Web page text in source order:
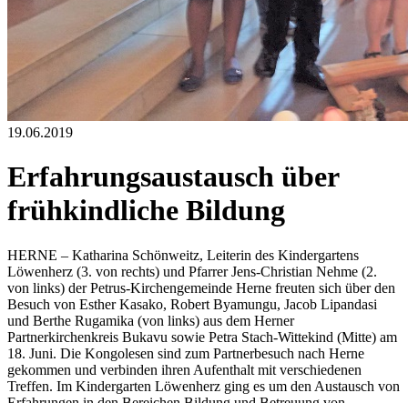
19.06.2019
Erfahrungsaustausch über
frühkindliche Bildung
HERNE – Katharina Schönweitz, Leiterin des Kindergartens
Löwenherz (3. von rechts) und Pfarrer Jens-Christian Nehme (2.
von links) der Petrus-Kirchengemeinde Herne freuten sich über den
Besuch von Esther Kasako, Robert Byamungu, Jacob Lipandasi
und Berthe Rugamika (von links) aus dem Herner
Partnerkirchenkreis Bukavu sowie Petra Stach-Wittekind (Mitte) am
18. Juni. Die Kongolesen sind zum Partnerbesuch nach Herne
gekommen und verbinden ihren Aufenthalt mit verschiedenen
Treffen. Im Kindergarten Löwenherz ging es um den Austausch von